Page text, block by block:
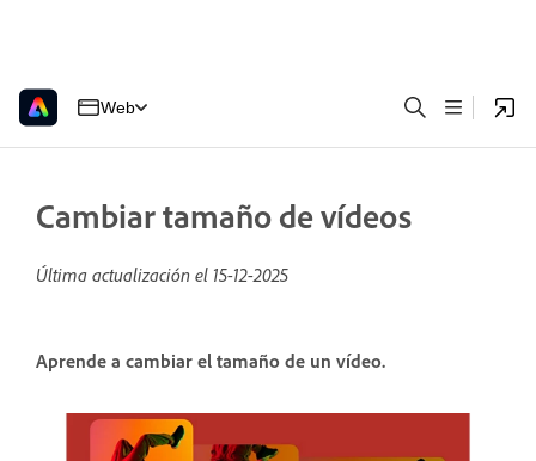
Web
Cambiar tamaño de vídeos
Última actualización el 15-12-2025
Aprende a cambiar el tamaño de un vídeo.